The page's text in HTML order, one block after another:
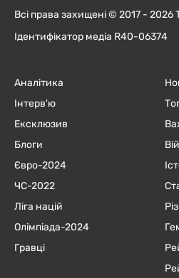
Всі права захищені © 2017 -
Ідентифікатор медіа R40-06374
Аналітика
Інтерв'ю
Ексклюзив
Блоги
Євро-2024
ЧC-2022
Ліга націй
Олімпіада-2024
Гравці